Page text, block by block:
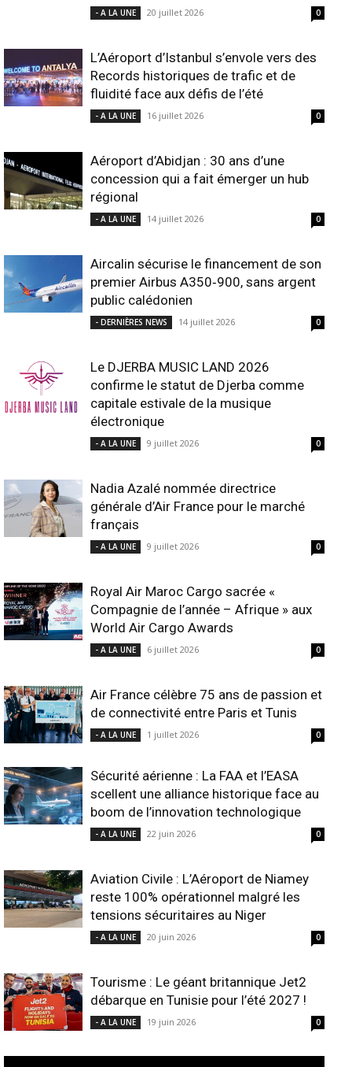
- A LA UNE 20 juillet 2026 0
L’Aéroport d’Istanbul s’envole vers des
Records historiques de trafic et de
fluidité face aux défis de l’été
- A LA UNE 16 juillet 2026 0
Aéroport d’Abidjan : 30 ans d’une
concession qui a fait émerger un hub
régional
- A LA UNE 14 juillet 2026 0
Aircalin sécurise le financement de son
premier Airbus A350‑900, sans argent
public calédonien
- DERNIÈRES NEWS 14 juillet 2026 0
Le DJERBA MUSIC LAND 2026
confirme le statut de Djerba comme
capitale estivale de la musique
électronique
- A LA UNE 9 juillet 2026 0
Nadia Azalé nommée directrice
générale d’Air France pour le marché
français
- A LA UNE 9 juillet 2026 0
Royal Air Maroc Cargo sacrée «
Compagnie de l’année – Afrique » aux
World Air Cargo Awards
- A LA UNE 6 juillet 2026 0
Air France célèbre 75 ans de passion et
de connectivité entre Paris et Tunis
- A LA UNE 1 juillet 2026 0
Sécurité aérienne : La FAA et l’EASA
scellent une alliance historique face au
boom de l’innovation technologique
- A LA UNE 22 juin 2026 0
Aviation Civile : L’Aéroport de Niamey
reste 100% opérationnel malgré les
tensions sécuritaires au Niger
- A LA UNE 20 juin 2026 0
Tourisme : Le géant britannique Jet2
débarque en Tunisie pour l’été 2027 !
- A LA UNE 19 juin 2026 0